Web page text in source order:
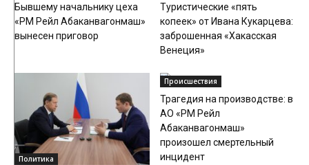
Бывшему начальнику цеха
«РМ Рейл Абаканвагонмаш»
вынесен приговор
Туристические «пять
копеек» от Ивана Кукарцева:
заброшенная «Хакасская
Венеция»
Политика
Происшествия
Трагедия на производстве: в
АО «РМ Рейл
Абаканвагонмаш»
произошел смертельный
инцидент